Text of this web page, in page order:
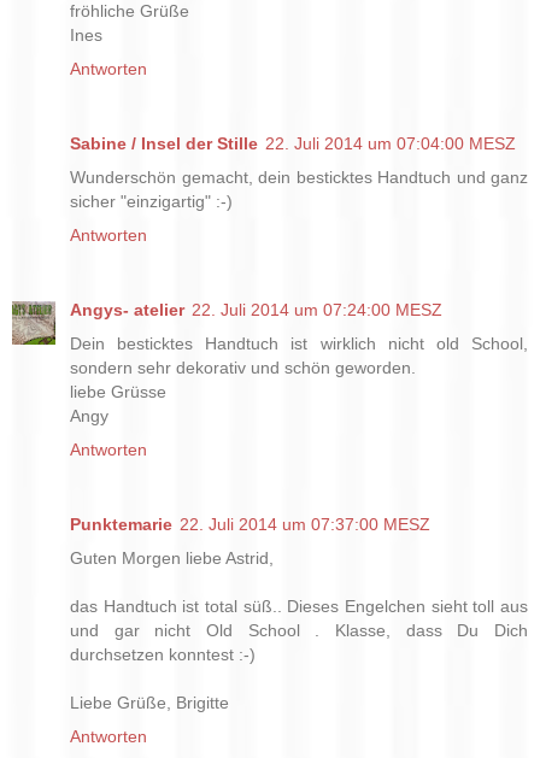
fröhliche Grüße
Ines
Antworten
Sabine / Insel der Stille 22. Juli 2014 um 07:04:00 MESZ
Wunderschön gemacht, dein besticktes Handtuch und ganz
sicher "einzigartig" :-)
Antworten
Angys- atelier 22. Juli 2014 um 07:24:00 MESZ
Dein besticktes Handtuch ist wirklich nicht old School,
sondern sehr dekorativ und schön geworden.
liebe Grüsse
Angy
Antworten
Punktemarie 22. Juli 2014 um 07:37:00 MESZ
Guten Morgen liebe Astrid,
das Handtuch ist total süß.. Dieses Engelchen sieht toll aus
und gar nicht Old School . Klasse, dass Du Dich
durchsetzen konntest :-)
Liebe Grüße, Brigitte
Antworten